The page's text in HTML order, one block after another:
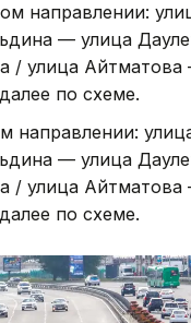
направлении:
— улица
/ улица
по схеме.
направлении:
— улица
/ улица
по схеме.